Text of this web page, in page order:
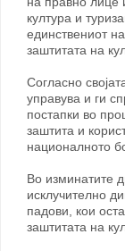
култура и
единствениот
заштитата на
Согласно
управува и ги
постапки во
заштита и
националното
Во изминатите
исклучително
падови, кои
заштитата на